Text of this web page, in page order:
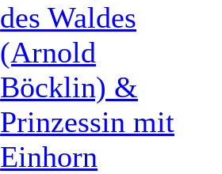
des Waldes
(Arnold
Böcklin) &
Prinzessin mit
Einhorn